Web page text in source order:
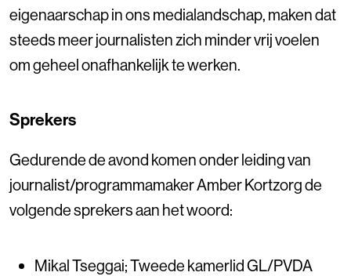
eigenaarschap in ons medialandschap, maken dat
steeds meer journalisten zich minder vrij voelen
om geheel onafhankelijk te werken.
Sprekers
Gedurende de avond komen onder leiding van
journalist/programmamaker Amber Kortzorg de
volgende sprekers aan het woord:
Mikal Tseggai; Tweede kamerlid GL/PVDA